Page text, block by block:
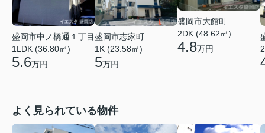
盛岡市中ノ橋通１丁目
1LDK (36.80㎡)
5.6万円
盛岡市志家町
1K (23.58㎡)
5万円
盛岡市大館町
2DK (48.62㎡)
4.8万円
よく見られている物件